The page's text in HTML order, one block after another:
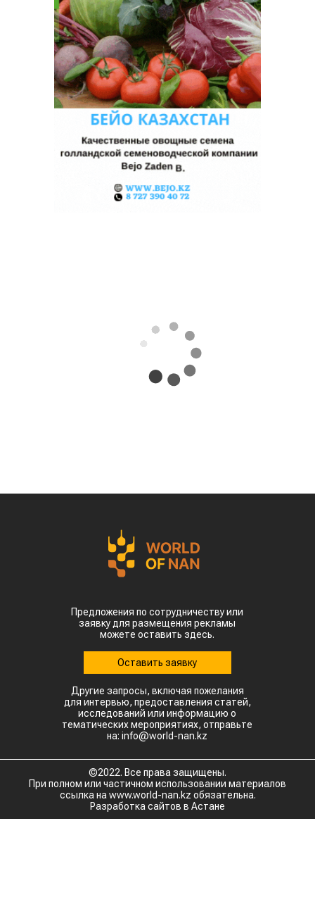
Предложения по сотрудничеству или
заявку для размещения рекламы
можете оставить здесь.
Оставить заявку
Другие запросы, включая пожелания
для интервью, предоставления статей,
исследований или информацию о
тематических мероприятиях, отправьте
на: info@world-nan.kz
©2022. Все права защищены.
При полном или частичном использовании материалов
ссылка на www.world-nan.kz обязательна.
Разработка сайтов в Астане